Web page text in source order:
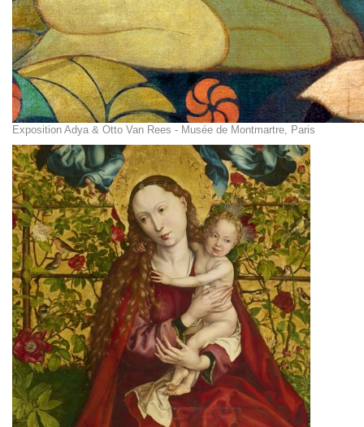
Exposition Adya & Otto Van Rees - Musée de Montmartre, Paris